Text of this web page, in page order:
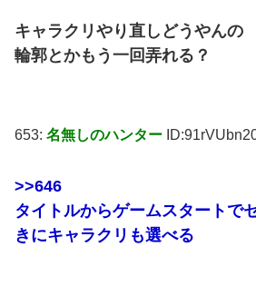
キャラクリやり直しどうやんの
輪郭とかもう一回弄れる？
653: 名無しのハンター
>>646
タイトルからゲームスタートで
きにキャラクリも選べる